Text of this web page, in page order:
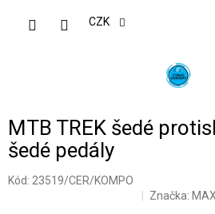
CZK
MTB TREK šedé
šedé pedály
Kód: 23519/CER/KOMPO
Značka: